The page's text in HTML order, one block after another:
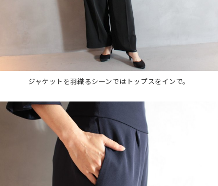
ジャケットを羽織るシーンではトップスをインで。